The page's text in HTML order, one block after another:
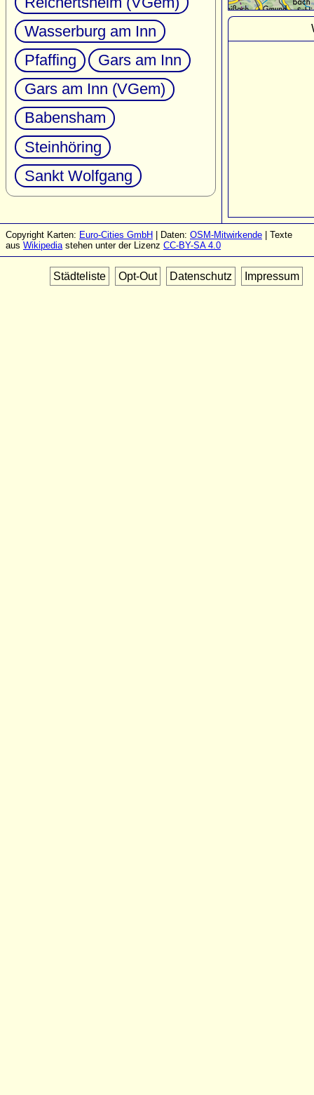
Wasserburg am Inn
Pfaffing
Gars am Inn
Gars am Inn (VGem)
Babensham
Steinhöring
Sankt Wolfgang
Copyright Karten: Euro-Cities GmbH | Daten: OSM-Mitwirkende | Texte
aus Wikipediastehen unter der Lizenz CC-BY-SA 4.0
Städteliste Opt-Out Datenschutz Impressum